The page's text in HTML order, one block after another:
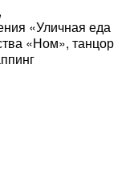
«Уличная еда
«Ном», танцор